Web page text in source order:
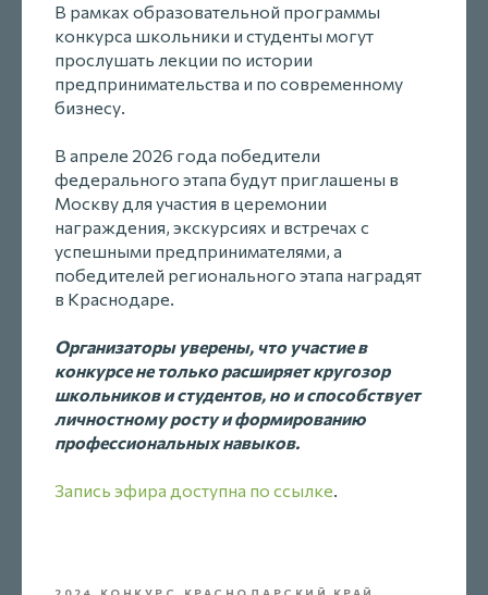
В рамках образовательной программы
конкурса школьники и студенты могут
прослушать лекции по истории
предпринимательства и по современному
бизнесу.
В апреле 2026 года победители
федерального этапа будут приглашены в
Москву для участия в церемонии
награждения, экскурсиях и встречах с
успешными предпринимателями, а
победителей регионального этапа наградят
в Краснодаре.
Организаторы уверены, что участие в
конкурсе не только расширяет кругозор
школьников и студентов, но и способствует
личностному росту и формированию
профессиональных навыков.
Запись эфира доступна по ссылке.